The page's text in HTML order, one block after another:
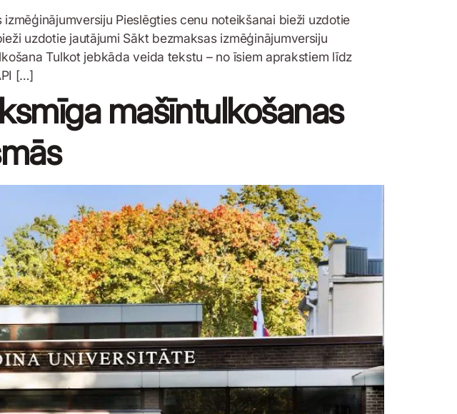
Pieslēgties cenu noteikšanai bieži uzdotie
uzdotie jautājumi Sākt bezmaksas izmēģinājumversiju
Tulkot jebkāda veida tekstu – no īsiem aprakstiem līdz
[…]
mašīntulkošanas